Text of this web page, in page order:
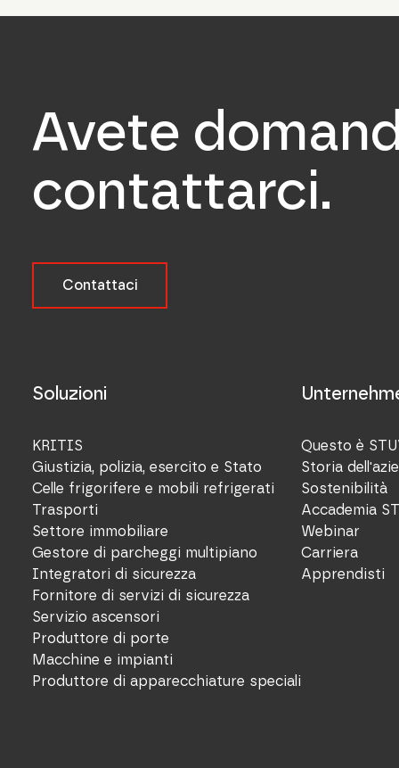
Avete
contattarci.
Contattaci
Soluzioni
KRITIS
Giustizia, polizia, esercito e Stato
Celle frigorifere e mobili refrigerati
Trasporti
Settore immobiliare
Gestore di parcheggi multipiano
Integratori di sicurezza
Fornitore di servizi di sicurezza
Servizio ascensori
Produttore di porte
Macchine e impianti
Produttore di apparecchiature speciali
Questo è
Storia
Sostenibilità
Accademia
Webinar
Carriera
Apprendisti